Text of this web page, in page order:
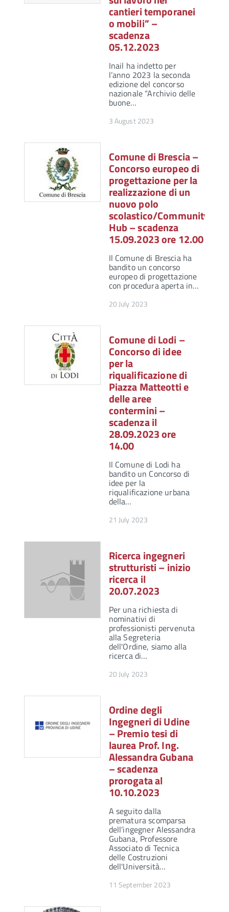
cantieri temporanei
o mobili” –
scadenza
05.12.2023
Inail ha indetto per
l’anno 2023 la seconda
edizione del concorso
nazionale “Archivio delle
buone…
3 August 2023
Comune di Brescia –
Concorso europeo di
progettazione per la
realizzazione di un
nuovo polo
scolastico/Community
Hub – scadenza
15.09.2023 ore 12.00
Il Comune di Brescia ha
bandito un concorso
europeo di progettazione
con procedura aperta in…
20 July 2023
Comune di Lodi –
Concorso di idee
per la
riqualificazione di
Piazza Matteotti e
delle aree
contermini –
scadenza il
28.09.2023 ore
14.00
Il Comune di Lodi ha
bandito un Concorso di
idee per la
riqualificazione urbana
della…
21 July 2023
Ricerca ingegneri
strutturisti – inizio
ricerca il
20.07.2023
Per una richiesta di
nominativi di
professionisti pervenuta
alla Segreteria
dell'Ordine, siamo alla
ricerca di…
20 July 2023
Ordine degli
Ingegneri di Udine
– Premio tesi di
laurea Prof. Ing.
Alessandra Gubana
– scadenza
prorogata al
10.10.2023
A seguito dalla
prematura scomparsa
dell’ingegner Alessandra
Gubana, Professore
Associato di Tecnica
delle Costruzioni
dell'Università…
11 September 2023